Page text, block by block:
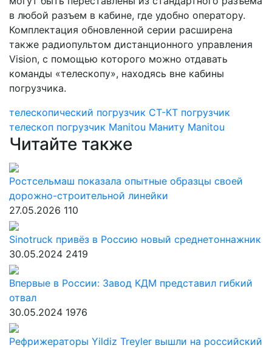
в любой разъем в кабине, где удобно оператору.
Комплектация обновленной серии расширена
также радиопультом дистанционного управления
Vision, с помощью которого можно отдавать
команды «телескопу», находясь вне кабины
погрузчика.
телескопический погрузчик СТ-КТ погрузчик
телескоп погрузчик Manitou Маниту Manitou
Читайте также
Ростсельмаш показала опытные образцы своей
дорожно-строительной линейки
27.05.2026 110
Sinotruck привёз в Россию новый среднетоннажник
30.05.2024 2419
Впервые в России: Завод КДМ представил гибкий
отвал
30.05.2024 1976
Рефрижераторы Yildiz Treyler вышли на российский